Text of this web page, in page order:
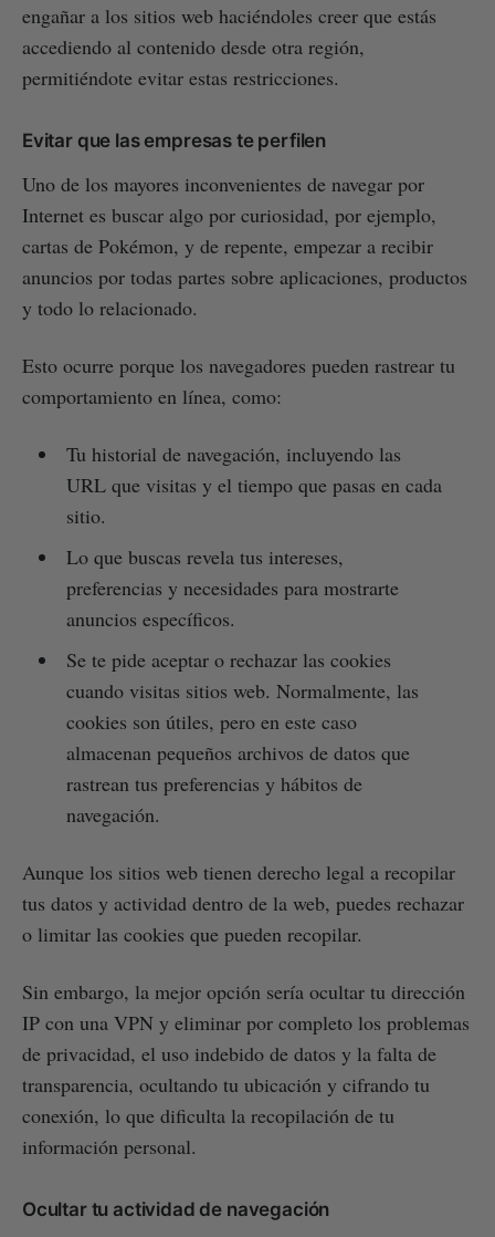
engañar a los sitios web haciéndoles creer que estás
accediendo al contenido desde otra región,
permitiéndote evitar estas restricciones.
Evitar que las empresas te perfilen
Uno de los mayores inconvenientes de navegar por
Internet es buscar algo por curiosidad, por ejemplo,
cartas de Pokémon, y de repente, empezar a recibir
anuncios por todas partes sobre aplicaciones, productos
y todo lo relacionado.
Esto ocurre porque los navegadores pueden rastrear tu
comportamiento en línea, como:
Tu historial de navegación, incluyendo las
URL que visitas y el tiempo que pasas en cada
sitio.
Lo que buscas revela tus intereses,
preferencias y necesidades para mostrarte
anuncios específicos.
Se te pide aceptar o rechazar las cookies
cuando visitas sitios web. Normalmente, las
cookies son útiles, pero en este caso
almacenan pequeños archivos de datos que
rastrean tus preferencias y hábitos de
navegación.
Aunque los sitios web tienen derecho legal a recopilar
tus datos y actividad dentro de la web, puedes rechazar
o limitar las cookies que pueden recopilar.
Sin embargo, la mejor opción sería ocultar tu dirección
IP con una VPN y eliminar por completo los problemas
de privacidad, el uso indebido de datos y la falta de
transparencia, ocultando tu ubicación y cifrando tu
conexión, lo que dificulta la recopilación de tu
información personal.
Ocultar tu actividad de navegación